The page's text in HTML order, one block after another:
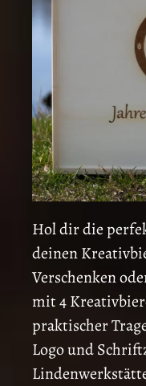
Hol dir die
deinen
Verschenken
mit 4
praktischer
Logo und